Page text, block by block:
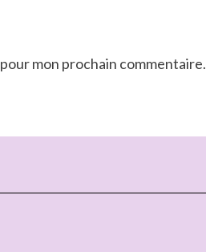
mon prochain commentaire.